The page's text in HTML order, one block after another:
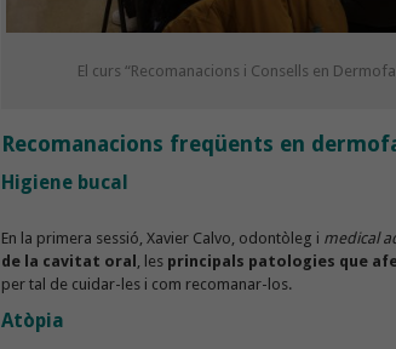
El curs “Recomanacions i Consells en
Recomanacions freqüents en
Higiene bucal
En la primera sessió, Xavier Calvo, odontòleg i medical
de la cavitat oral
, les principals patologies que
per tal de cuidar-les i com recomanar-los.
Atòpia